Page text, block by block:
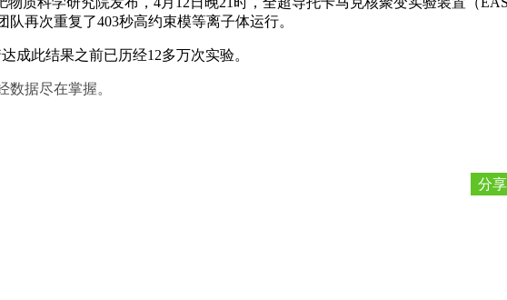
再次重复了403秒高约束模等离子体运行。
此结果之前已历经12多万次实验。
数据尽在掌握。
分